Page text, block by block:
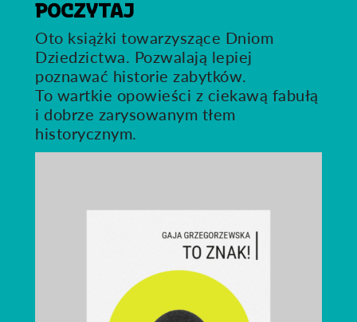
POCZYTAJ
Oto książki towarzyszące Dniom
Dziedzictwa. Pozwalają lepiej
poznawać historie zabytków.
To wartkie opowieści z ciekawą fabułą
i dobrze zarysowanym tłem
historycznym.